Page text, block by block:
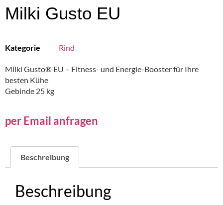
Milki Gusto EU
Kategorie Rind
Milki Gusto® EU – Fitness- und Energie-Booster für Ihre
besten Kühe
Gebinde 25 kg
per Email anfragen
Beschreibung
Beschreibung